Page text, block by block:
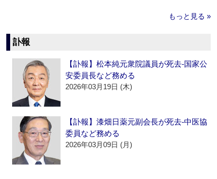
もっと見る »
訃報
【訃報】松本純元衆院議員が死去‐国家公
安委員長など務める
2026年03月19日 (木)
【訃報】漆畑日薬元副会長が死去‐中医協
委員など務める
2026年03月09日 (月)